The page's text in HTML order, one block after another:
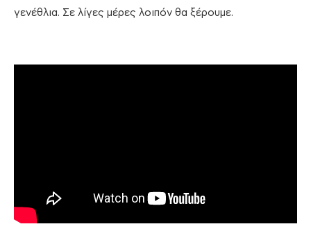
γενέθλια. Σε λίγες μέρες λοιπόν θα ξέρουμε.